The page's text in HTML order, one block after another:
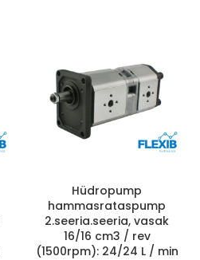
Hüdropump
hammasrataspump
2.seeria.seeria, vasak
16/16 cm3 / rev
(1500rpm): 24/24 L / min